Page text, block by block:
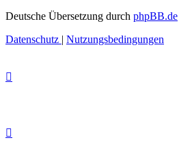
Deutsche Übersetzung durch phpBB.de
Datenschutz | Nutzungsbedingungen